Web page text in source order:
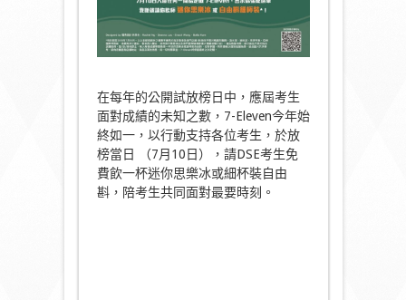
在每年的公開試放榜日中，應屆考生
面對成績的未知之數，7-Eleven今年始
終如一，以行動支持各位考生，於放
榜當日 （7月10日），請DSE考生免
費飲一杯迷你思樂冰或細杯裝自由
斟，陪考生共同面對最要時刻。